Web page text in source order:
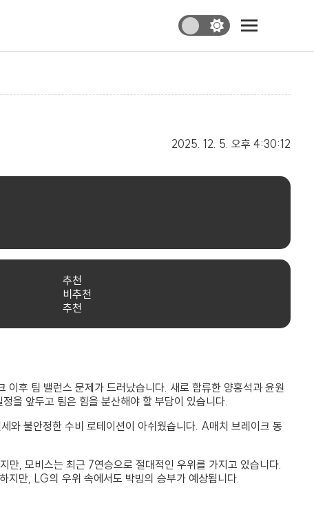
2025. 12. 5. 오후 4:30:12
추천
비추천
추천
후 팀 밸런스 문제가 드러났습니다. 새로 합류한 양홍석과 윤원
을 앞두고 팀은 힘을 분산해야 할 부담이 있습니다.
불안정한 수비 로테이션이 아쉬웠습니다. A매치 브레이크 동
, 모비스는 최근 7연승으로 절대적인 우위를 가지고 있습니다.
지만, LG의 우위 속에서도 박빙의 승부가 예상됩니다.